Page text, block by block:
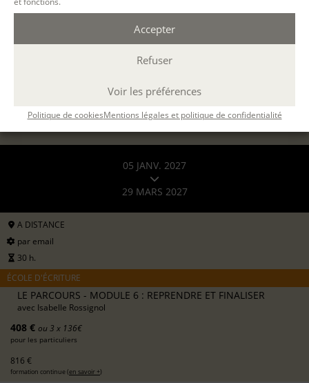
Accepter
Refuser
Voir les préférences
Politique de cookiesMentions légales et politique de confidentialité
408 € ou 3 x 136€
S'INSCRIRE EN LIGNE
05 JANV. 2027
29 MARS 2027
A DISTANCE
par email
30 h.
ÉCOLE D'ÉCRITURE
LE PARCOURS - MODULE 6 : REPRENDRE ET FINALISER
avec Isabelle Rossignol
408 € ou 3 x 136€
pour les particuliers
816 €
formation continue (en savoir +)